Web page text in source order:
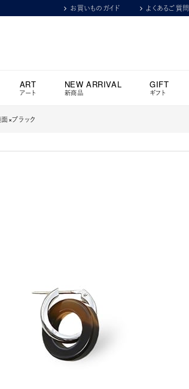
お買いものガイド よくあるご質問
ART
アート
NEW ARRIVAL
新商品
GIFT
ギフト
×ブラック